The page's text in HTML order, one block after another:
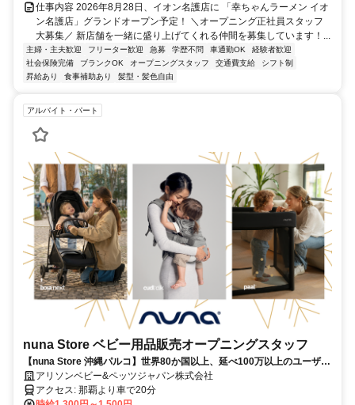
仕事内容 2026年8月28日、イオン名護店に 「幸ちゃんラーメン イオ
ン名護店」グランドオープン予定！ ＼オープニング正社員スタッフ
大募集／ 新店舗を一緒に盛り上げてくれる仲間を募集しています！...
主婦・主夫歓迎 フリーター歓迎 急募 学歴不問 車通勤OK
経験者歓迎
社会保険完備
ブランクOK オープニングスタッフ 交通費支給
シフト制
昇給あり
食事補助あり 髪型・髪色自由
アルバイト・パート
nuna Store ベビー用品販売オープニングスタッフ
【nuna Store 沖縄パルコ】世界80か国以上、延べ100万以上のユーザー
から愛されるベビーカー nuna Store 販売業務パートナー
アリソンベビー&ペッツジャパン株式会社
アクセス: 那覇より車で20分